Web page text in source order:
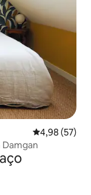
4,98 de uma
4,98 (57)